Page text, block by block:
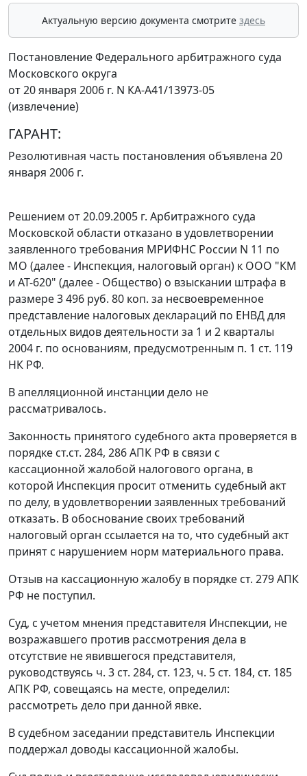
Актуальную версию документа смотрите здесь
Постановление Федерального арбитражного суда
Московского округа
от 20 января 2006 г. N КА-А41/13973-05
(извлечение)
ГАРАНТ:
Резолютивная часть постановления объявлена 20
января 2006 г.
Решением от 20.09.2005 г. Арбитражного суда
Московской области отказано в удовлетворении
заявленного требования МРИФНС России N 11 по
МО (далее - Инспекция, налоговый орган) к ООО "КМ
и АТ-620" (далее - Общество) о взыскании штрафа в
размере 3 496 руб. 80 коп. за несвоевременное
представление налоговых деклараций по ЕНВД для
отдельных видов деятельности за 1 и 2 кварталы
2004 г. по основаниям, предусмотренным п. 1 ст. 119
НК РФ.
В апелляционной инстанции дело не
рассматривалось.
Законность принятого судебного акта проверяется в
порядке ст.ст. 284, 286АПК РФ в связи с
кассационной жалобой налогового органа, в
которой Инспекция просит отменить судебный акт
по делу, в удовлетворении заявленных требований
отказать. В обоснование своих требований
налоговый орган ссылается на то, что судебный акт
принят с нарушением норм материального права.
Отзыв на кассационную жалобу в порядке ст. 279АПК
РФ не поступил.
Суд, с учетом мнения представителя Инспекции, не
возражавшего против рассмотрения дела в
отсутствие не явившегося представителя,
руководствуясь ч. 3 ст. 284, ст. 123, ч. 5 ст. 184, ст. 185
АПК РФ, совещаясь на месте, определил:
рассмотреть дело при данной явке.
В судебном заседании представитель Инспекции
поддержал доводы кассационной жалобы.